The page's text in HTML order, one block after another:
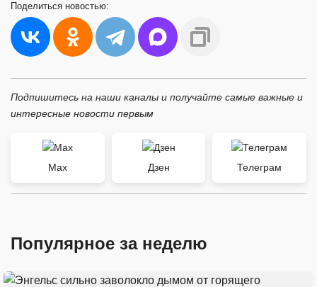
Поделиться новостью:
Подпишитесь на наши каналы и получайте самые важные и
интересные новости первым
Max Дзен Телеграм
Популярное за неделю